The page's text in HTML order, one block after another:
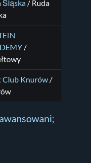
Śląska / Ruda
/
Club Knurów /